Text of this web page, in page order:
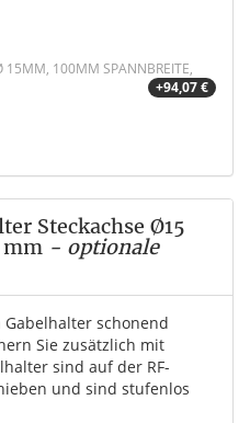
15MM, 100MM SPANNBREITE,
+94,07 €
Steckachse Ø15
mm - optionale
schonend
Sie zusätzlich mit
sind auf der RF-
und sind stufenlos